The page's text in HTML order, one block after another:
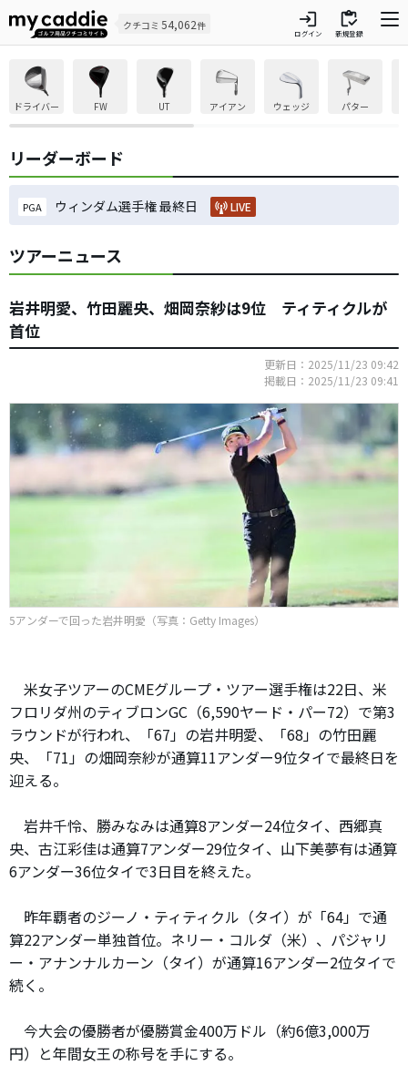
クチコミ 54,062件 login
ログイン
inventory
新規登録
ドライバー FW UT アイアン ウェッジ パター
リーダーボード
PGA ウィンダム選手権 最終日 LIVE
ツアーニュース
岩井明愛、竹田麗央、畑岡奈紗は9位 ティティクルが
首位
更新日：2025/11/23 09:42
掲載日：2025/11/23 09:41
5アンダーで回った岩井明愛（写真：Getty Images）
米女子ツアーのCMEグループ・ツアー選手権は22日、米
フロリダ州のティブロンGC（6,590ヤード・パー72）で第3
ラウンドが行われ、「67」の岩井明愛、「68」の竹田麗
央、「71」の畑岡奈紗が通算11アンダー9位タイで最終日を
迎える。
岩井千怜、勝みなみは通算8アンダー24位タイ、西郷真
央、古江彩佳は通算7アンダー29位タイ、山下美夢有は通算
6アンダー36位タイで3日目を終えた。
昨年覇者のジーノ・ティティクル（タイ）が「64」で通
算22アンダー単独首位。ネリー・コルダ（米）、パジャリ
ー・アナンナルカーン（タイ）が通算16アンダー2位タイで
続く。
今大会の優勝者が優勝賞金400万ドル（約6億3,000万
円）と年間女王の称号を手にする。